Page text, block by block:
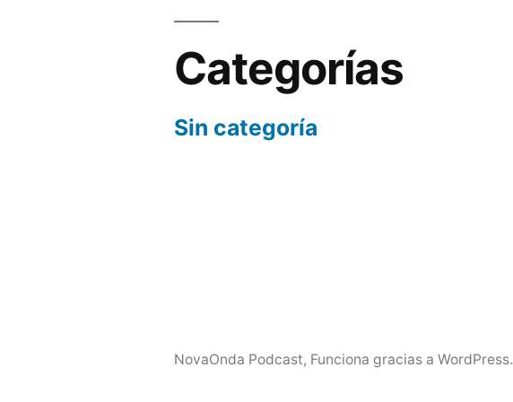
Categorías
Sin categoría
NovaOnda Podcast, Funciona gracias a WordPress.